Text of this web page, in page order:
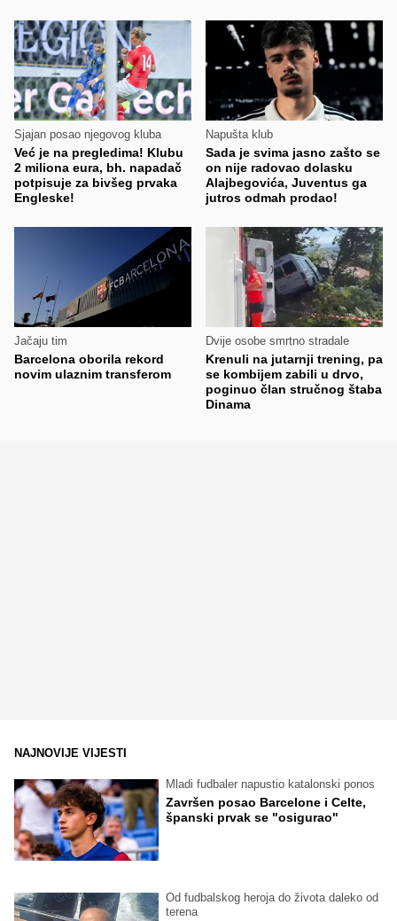
Sjajan posao njegovog kluba
Već je na pregledima! Klubu
2 miliona eura, bh. napadač
potpisuje za bivšeg prvaka
Engleske!
Napušta klub
Sada je svima jasno zašto se
on nije radovao dolasku
Alajbegovića, Juventus ga
jutros odmah prodao!
Jačaju tim
Barcelona oborila rekord
novim ulaznim transferom
Dvije osobe smrtno stradale
Krenuli na jutarnji trening, pa
se kombijem zabili u drvo,
poginuo član stručnog štaba
Dinama
NAJNOVIJE VIJESTI
Mladi fudbaler napustio katalonski ponos
Završen posao Barcelone i Celte,
španski prvak se "osigurao"
Od fudbalskog heroja do života daleko od
terena